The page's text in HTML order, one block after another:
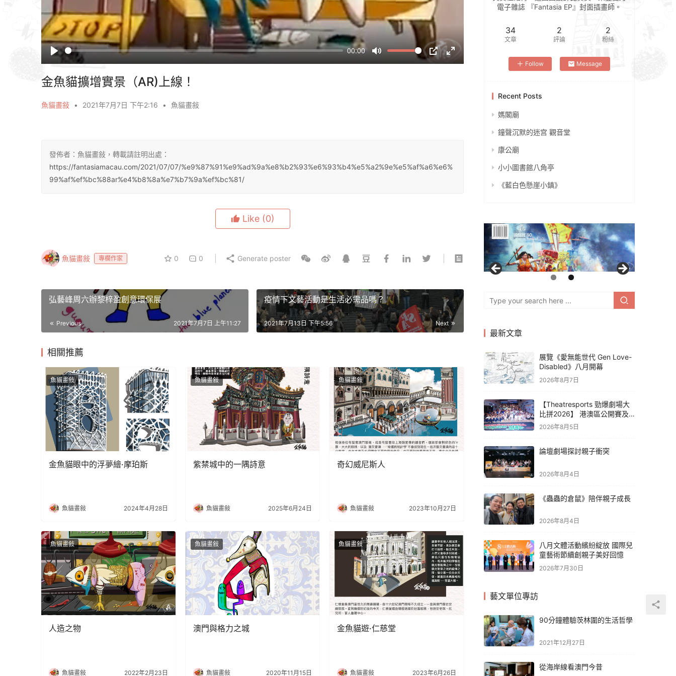
a
00:00
P
E
s
金魚貓擴增實景（AR)上線！
魚貓畫敍 • 2021年7月7日 下午2:16 • 魚貓畫敍
發佈者：魚貓畫敍，轉載請註明出處：
https://fantasiamacau.com/2021/07/07/%e9%87%91%e9%ad%9a%e8%b2%93%e6%93%b4%e5%a2%9e%e5%af%a6%e6%
99%af%ef%bc%88ar%e4%b8%8a%e7%b7%9a%ef%bc%81/
Like (0)
魚貓畫敍 專欄作家 0 0 Generate poster
弘藝峰周六辦黎梓盈創意環保展
Previous 2021年7月7日 上午11:27
疫情下文藝活動是生活必需品嗎？
Next
2021年7月13日 下午5:56
相關推薦
魚貓畫敍
金魚貓眼中的浮夢繪·摩珀斯
魚貓畫敍 2024年4月28日
魚貓畫敍
紫禁城中的一隅詩意
魚貓畫敍 2025年6月24日
魚貓畫敍
奇幻威尼斯人
魚貓畫敍 2023年10月27日
魚貓畫敍
人造之物
魚貓畫敍 2022年2月23日
魚貓畫敍
澳門與格力之城
魚貓畫敍 2020年11月15日
魚貓畫敍
金魚貓遊·仁慈堂
魚貓畫敍 2023年6月26日
電子雜誌 『Fantasia EP』封面插畫師。
34
文章
2
評論
2
粉絲
Follow Message
Recent Posts
媽閣廟
鐘聲沉默的迷宫 觀音堂
康公廟
小小圖書館八角亭
《藍白色懸崖小鎮》
最新文章
展覽《愛無能世代 Gen Love-
Disabled》八月開幕
2026年8月7日
【Theatresports 勁爆劇場大
比拼2026】 港澳區公開賽及
亞洲聯賽賽果
2026年8月5日
論壇劇場探討親子衝突
2026年8月4日
《蟲蟲的倉鼠》陪伴親子成長
2026年8月4日
八月文體活動繽紛綻放 國際兒
童藝術節續創親子美好回憶
2026年7月30日
藝文單位專訪
90分鐘體驗茨林圍的生活哲學
2021年12月27日
從海岸線看澳門今昔